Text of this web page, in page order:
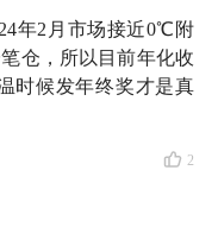
年2月市场接近0℃附
仓，所以目前年化收
时候发年终奖才是真
2